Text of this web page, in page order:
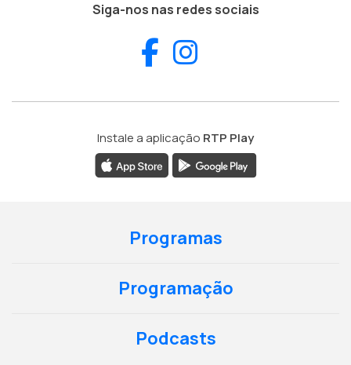
Siga-nos nas redes sociais
Facebook
Instale a aplicação RTP Play
Programas
Programação
Podcasts